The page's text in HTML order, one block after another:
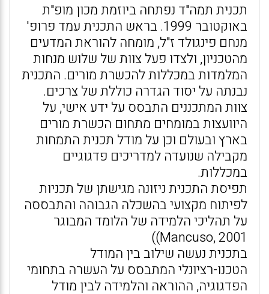
תכנית תמה"ד נפתחה ביוזמת מכון מופ"ת
באוקטובר 1999. בראש התכנית עמד פרופ'
מנחם פינגולד ז"ל, מומחה להוראת המדעים
מהטכניון, ולצדו פעל צוות של שלוש מנחות
המלמדות במכללות להכשרת מורים. התכנית
נבנתה על יסוד הגדרה כוללת של צרכים.
צוות המתכננים התבסס על ידע אישי, על
היוועצות במומחים מתחום הכשרת מורים
בארץ ובעולם וכן על מודל תכנית התמחות
מקבילה שנועדה למדריכים פדגוגיים
במכללות.
תפיסת התכנית ניזונה מגישתן של תכניות
לפיתוח מקצועי בהשכלה הגבוהה והתבססה
על תהליכי הלמידה של הלומד המבוגר
Mancuso, 2001))
בתכנית נעשה שילוב בין המודל
הטכנו-רציונלי המתבסס על העשרה בתחומי
הפדגוגיה, ההוראה והלמידה לבין מודל